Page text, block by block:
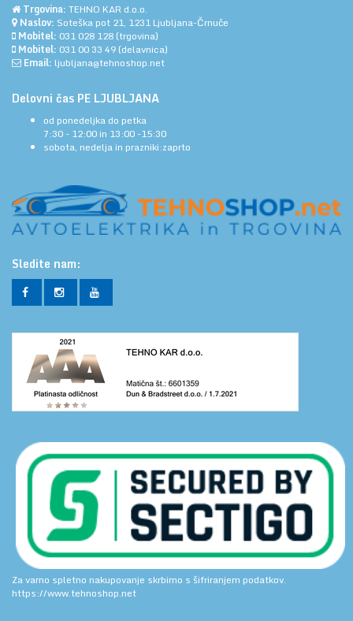
Trgovina: TEHNO KAR d.o.o.
Naslov: Soteška pot 21, 1231 Ljubljana-Črnuče
Mobitel: 031 028 128 (trgovina)
Mobitel: 031 00 33 49 (delavnica)
Email: ljubljana@tehnoshop.net
Delovni čas PE LJUBLJANA
od ponedeljka do petka
7:30 - 12:00 in 13:00 -15:30
sobota, nedelja in prazniki:zaprto
Sledite nam:
Za varno spletno nakupovanje skrbimo s šifriranjem podatkov.
https://www.tehnoshop.net